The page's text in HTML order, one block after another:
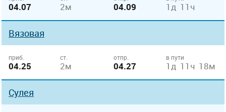
04.07 2м 04.09 1д 11ч
Вязовая
приб.
04.25
ст.
2м
отпр.
04.27
в пути
1д 11ч 18м
Сулея